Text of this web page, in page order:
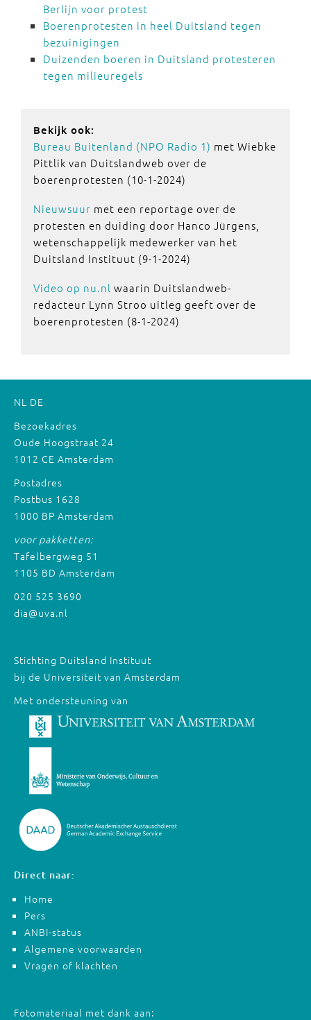
Berlijn voor protest
Boerenprotesten in heel Duitsland tegen
bezuinigingen
Duizenden boeren in Duitsland protesteren
tegen milieuregels
Bekijk ook:
Bureau Buitenland (NPO Radio 1) met Wiebke
Pittlik van Duitslandweb over de
boerenprotesten (10-1-2024)
Nieuwsuur met een reportage over de
protesten en duiding door Hanco Jürgens,
wetenschappelijk medewerker van het
Duitsland Instituut (9-1-2024)
Video op nu.nl waarin Duitslandweb-
redacteur Lynn Stroo uitleg geeft over de
boerenprotesten (8-1-2024)
NL DE
Bezoekadres
Oude Hoogstraat 24
1012 CE Amsterdam
Postadres
Postbus 1628
1000 BP Amsterdam
voor pakketten:
Tafelbergweg 51
1105 BD Amsterdam
020 525 3690
dia@uva.nl
Stichting Duitsland Instituut
bij de Universiteit van Amsterdam
Met ondersteuning van
Direct naar:
Home
Pers
ANBI-status
Algemene voorwaarden
Vragen of klachten
Fotomateriaal met dank aan: